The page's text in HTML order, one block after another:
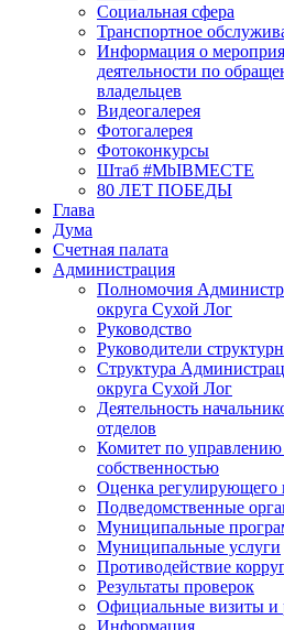
Социальная сфера
Транспортное
Информация о
деятельности по
владельцев
Видеогалерея
Фотогалерея
Фотоконкурсы
Штаб #MbIBMECTE
80 ЛЕТ ПОБЕДЫ
Глава
Дума
Счетная палата
Администрация
Полномочия
округа Сухой Лог
Руководство
Руководители
Структура
округа Сухой Лог
Деятельность
отделов
Комитет по
собственностью
Оценка регулирующего
Подведомственные
Муниципальные
Муниципальные услуги
Противодействие
Результаты проверок
Официальные визиты и
Информация